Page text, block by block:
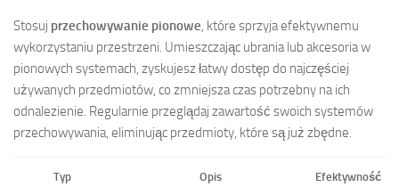
Stosuj przechowywanie pionowe , które sprzyja efektywnemu
wykorzystaniu przestrzeni. Umieszczając ubrania lub akcesoria w
pionowych systemach, zyskujesz łatwy dostęp do najczęściej
używanych przedmiotów, co zmniejsza czas potrzebny na ich
odnalezienie. Regularnie przeglądaj zawartość swoich systemów
przechowywania, eliminując przedmioty, które są już zbędne.
Typ
Opis Efektywność